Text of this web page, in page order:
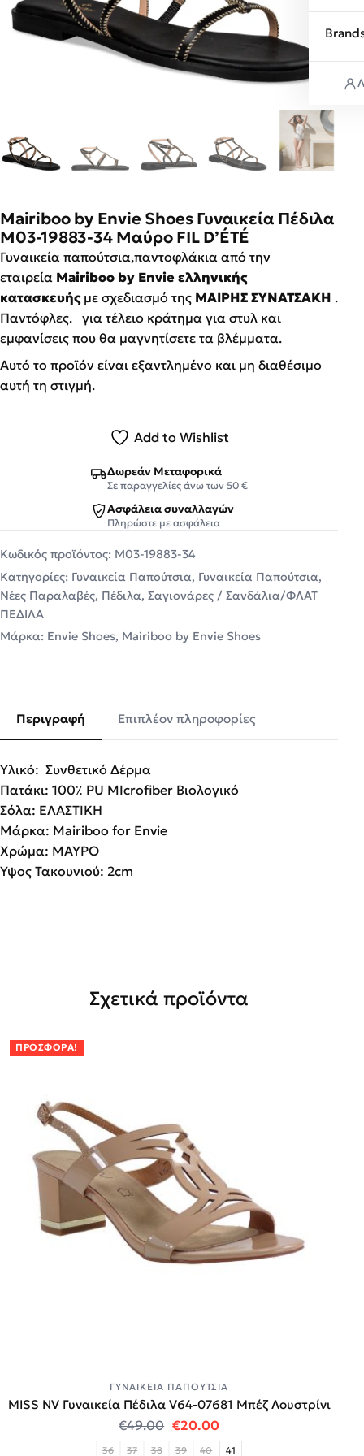
Mairiboo by Envie Shoes Γυναικεία Πέδιλα
M03-19883-34 Μαύρο FIL D’ÉTÉ
Γυναικεία παπούτσια,παντοφλάκια από την
εταιρεία Mairiboo by Envie ελληνικής
κατασκευήςμε σχεδιασμό της ΜΑΙΡΗΣ ΣΥΝΑΤΣΑΚΗ .
Παντόφλες. για τέλειο κράτημα για στυλ και
εμφανίσεις που θα μαγνητίσετε τα βλέμματα.
Αυτό το προϊόν είναι εξαντλημένο και μη διαθέσιμο
αυτή τη στιγμή.
Add to Wishlist
Δωρεάν Μεταφορικά
Σε παραγγελίες άνω των 50 €
Ασφάλεια συναλλαγών
Πληρώστε με ασφάλεια
Κωδικός προϊόντος: M03-19883-34
Κατηγορίες: Γυναικεία Παπούτσια, Γυναικεία Παπούτσια,
Νέες Παραλαβές, Πέδιλα, Σαγιονάρες / Σανδάλια/ΦΛΑΤ
ΠΕΔΙΛΑ
Μάρκα: Envie Shoes, Mairiboo by Envie Shoes
Περιγραφή Επιπλέον πληροφορίες
Υλικό: Συνθετικό Δέρμα
Πατάκι: 100٪ PU MIcrofiber Βιολογικό
Σόλα: ΕΛΑΣΤΙΚΗ
Μάρκα: Mairiboo for Envie
Χρώμα: ΜΑΥΡΟ
Ύψος Τακουνιού: 2cm
Σχετικά προϊόντα
ΠΡΟΣΦΟΡΆ!
ΓΥΝΑΙΚΕΊΑ ΠΑΠΟΎΤΣΙΑ
MISS NV Γυναικεία Πέδιλα V64-07681 Μπέζ Λουστρίνι
€49.00 Original price was: €49.00.
€20.00Η τρέχουσα τιμή
36 37 38 39 40 41